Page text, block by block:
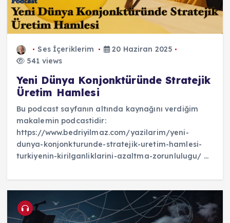
Ses İçeriklerim
20 Haziran 2025
541 views
Yeni Dünya Konjonktüründe Stratejik
Üretim Hamlesi
Bu podcast sayfanın altında kaynağını verdiğim
makalemin podcastidir:
https://www.bedriyilmaz.com/yazilarim/yeni-
dunya-konjonkturunde-stratejik-uretim-hamlesi-
turkiyenin-kirilganliklarini-azaltma-zorunlulugu/ ...